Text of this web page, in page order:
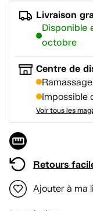
Livraison
Disponible
octobre
Centre de
Impossible
Voir tous les
Retours
Ajouter à ma